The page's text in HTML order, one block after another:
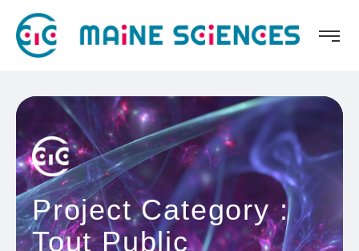
Project Category :
Tout Public